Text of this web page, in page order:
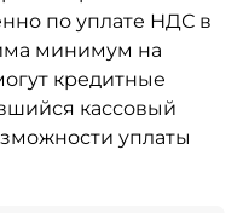
по уплате НДС в
минимум на
кредитные
кассовый
уплаты